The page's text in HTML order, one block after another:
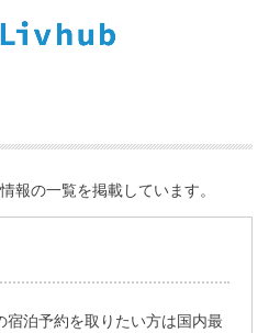
報の一覧を掲載しています。
宿泊予約を取りたい方は国内最